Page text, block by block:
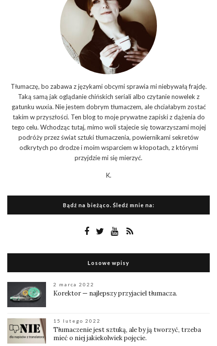
Tłumaczę, bo zabawa z językami obcymi sprawia mi niebywałą frajdę.
Taką samą jak oglądanie chińskich seriali albo czytanie nowelek z
gatunku wuxia. Nie jestem dobrym tłumaczem, ale chciałabym zostać
takim w przyszłości. Ten blog to moje prywatne zapiski z dążenia do
tego celu. Wchodząc tutaj, mimo woli stajecie się towarzyszami mojej
podróży przez świat sztuki tłumaczenia, powiernikami sekretów
odkrytych po drodze i moim wsparciem w kłopotach, z którymi
przyjdzie mi się mierzyć.
K.
Bądź na bieżąco. Śledź mnie na:
Losowe wpisy
2 marca 2022
Korektor — najlepszy przyjaciel tłumacza.
15 lutego 2022
Tłumaczenie jest sztuką, ale by ją tworzyć, trzeba
mieć o niej jakiekolwiek pojęcie.